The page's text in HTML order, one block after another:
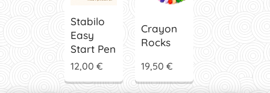
Stabilo
Easy
Start Pen
12,00 €
Crayon
Rocks
19,50 €